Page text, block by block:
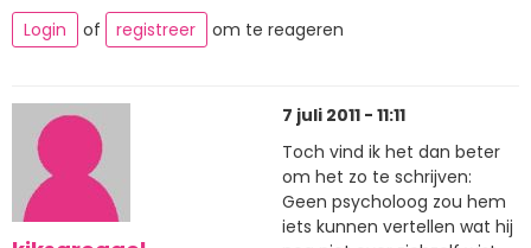
Login
of registreer om te reageren
7 juli 2011 - 11:11
Toch vind ik het dan beter
om het zo te schrijven:
Geen psycholoog zou hem
iets kunnen vertellen wat hij